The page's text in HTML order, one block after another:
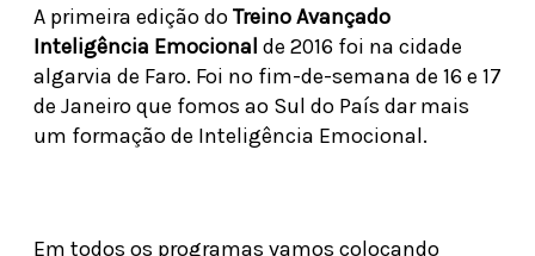
A primeira edição doTreino Avançado
Inteligência Emocional de 2016 foi na cidade
algarvia de Faro. Foi no fim-de-semana de 16 e 17
de Janeiro que fomos ao Sul do País dar mais
um formação de Inteligência Emocional.
Em todos os programas vamos colocando